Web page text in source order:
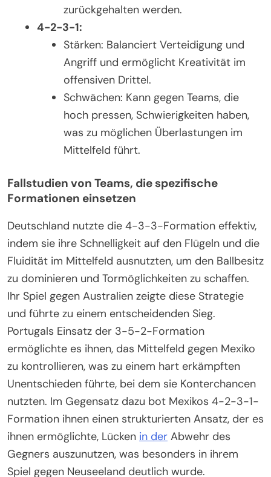
zurückgehalten werden.
4-2-3-1:
Stärken: Balanciert Verteidigung und
Angriff und ermöglicht Kreativität im
offensiven Drittel.
Schwächen: Kann gegen Teams, die
hoch pressen, Schwierigkeiten haben,
was zu möglichen Überlastungen im
Mittelfeld führt.
Fallstudien von Teams, die spezifische
Formationen einsetzen
Deutschland nutzte die 4-3-3-Formation effektiv,
indem sie ihre Schnelligkeit auf den Flügeln und die
Fluidität im Mittelfeld ausnutzten, um den Ballbesitz
zu dominieren und Tormöglichkeiten zu schaffen.
Ihr Spiel gegen Australien zeigte diese Strategie
und führte zu einem entscheidenden Sieg.
Portugals Einsatz der 3-5-2-Formation
ermöglichte es ihnen, das Mittelfeld gegen Mexiko
zu kontrollieren, was zu einem hart erkämpften
Unentschieden führte, bei dem sie Konterchancen
nutzten. Im Gegensatz dazu bot Mexikos 4-2-3-1-
Formation ihnen einen strukturierten Ansatz, der es
ihnen ermöglichte, Lücken in der Abwehr des
Gegners auszunutzen, was besonders in ihrem
Spiel gegen Neuseeland deutlich wurde.